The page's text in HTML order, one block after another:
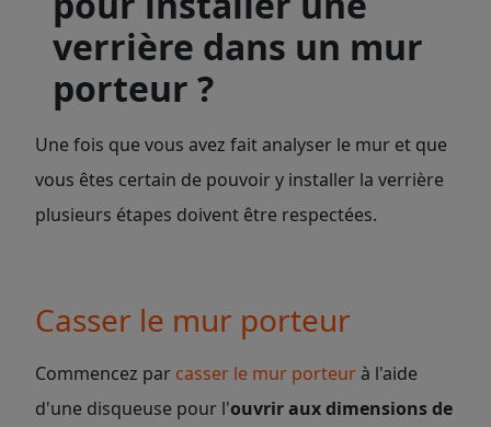
verrière dans un mur
porteur ?
Une fois que vous avez fait analyser le mur et que
vous êtes certain de pouvoir y installer la verrière
plusieurs étapes doivent être respectées.
Casser le mur porteur
Commencez par casser le mur porteurà l'aide
d'une disqueuse pour l'ouvrir aux dimensions de